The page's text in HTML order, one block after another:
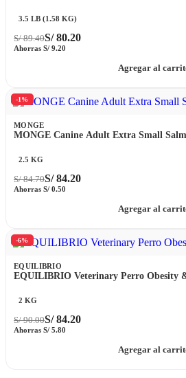
3.5 LB (1.58 KG)
S/89.40S/80.20
Ahorras S/ 9.20
Agregar al
-1%
MONGE
MONGE Canine Adult Extra Small
2.5 KG
S/84.70S/84.20
Ahorras S/ 0.50
Agregar al
-6%
EQUILIBRIO
EQUILIBRIO Veterinary Perro Obesity
2 KG
S/90.00S/84.20
Ahorras S/ 5.80
Agregar al